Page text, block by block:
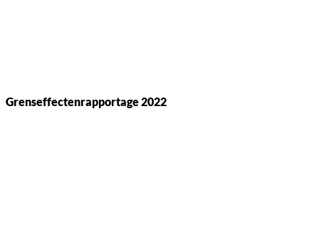
Grenseffectenrapportage 2022